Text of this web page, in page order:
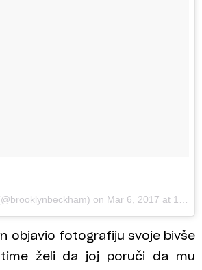
on Mar 6, 2017 at 12:25pm PST
objavio fotografiju svoje bivše
želi da joj poruči da mu